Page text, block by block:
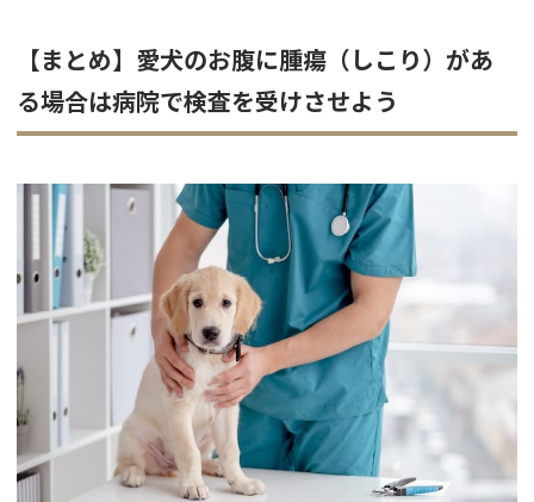
【まとめ】愛犬のお腹に腫瘍（しこり）があ
る場合は病院で検査を受けさせよう